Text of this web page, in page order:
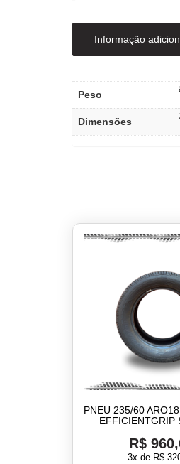
Informação
Peso
Dimensões
PNEU 235/60
EFFICIENTGRIP
R$
3x de R$